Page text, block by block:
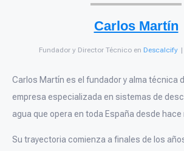
Carlos Martín
Fundador y Director Técnico en Descalcify |
Carlos Martín es el fundador y alma técnica
empresa especializada en sistemas de
agua que opera en toda España desde hace
Su trayectoria comienza a finales de los